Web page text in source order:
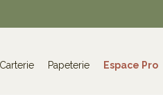
Carterie Papeterie Espace Pro